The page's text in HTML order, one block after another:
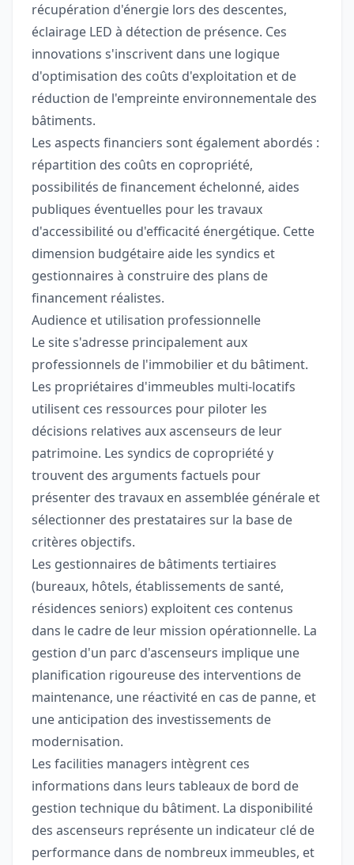
récupération d'énergie lors des descentes,
éclairage LED à détection de présence. Ces
innovations s'inscrivent dans une logique
d'optimisation des coûts d'exploitation et de
réduction de l'empreinte environnementale des
bâtiments.
Les aspects financiers sont également abordés :
répartition des coûts en copropriété,
possibilités de financement échelonné, aides
publiques éventuelles pour les travaux
d'accessibilité ou d'efficacité énergétique. Cette
dimension budgétaire aide les syndics et
gestionnaires à construire des plans de
financement réalistes.
Audience et utilisation professionnelle
Le site s'adresse principalement aux
professionnels de l'immobilier et du bâtiment.
Les propriétaires d'immeubles multi-locatifs
utilisent ces ressources pour piloter les
décisions relatives aux ascenseurs de leur
patrimoine. Les syndics de copropriété y
trouvent des arguments factuels pour
présenter des travaux en assemblée générale et
sélectionner des prestataires sur la base de
critères objectifs.
Les gestionnaires de bâtiments tertiaires
(bureaux, hôtels, établissements de santé,
résidences seniors) exploitent ces contenus
dans le cadre de leur mission opérationnelle. La
gestion d'un parc d'ascenseurs implique une
planification rigoureuse des interventions de
maintenance, une réactivité en cas de panne, et
une anticipation des investissements de
modernisation.
Les facilities managers intègrent ces
informations dans leurs tableaux de bord de
gestion technique du bâtiment. La disponibilité
des ascenseurs représente un indicateur clé de
performance dans de nombreux immeubles, et